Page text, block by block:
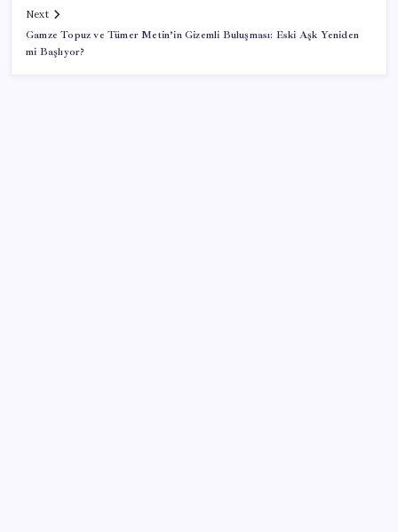
Next
Gamze Topuz ve Tümer Metin’in Gizemli Buluşması: Eski Aşk Yeniden
mi Başlıyor?